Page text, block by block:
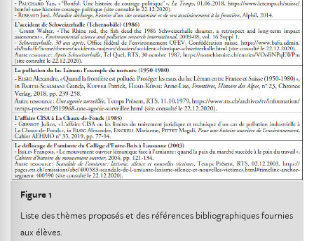
Figure 1
Liste des thèmes proposés et des références bibliographiques fournies
aux élèves.